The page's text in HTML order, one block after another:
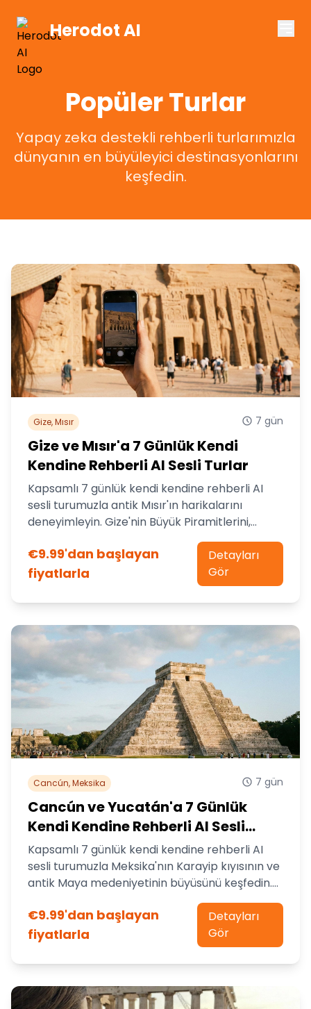
Herodot AI
Popüler Turlar
Yapay zeka destekli rehberli turlarımızla
dünyanın en büyüleyici destinasyonlarını
keşfedin.
Gize, Mısır 7 gün
Gize ve Mısır'a 7 Günlük Kendi
Kendine Rehberli AI Sesli Turlar
Kapsamlı 7 günlük kendi kendine rehberli AI
sesli turumuzla antik Mısır'ın harikalarını
deneyimleyin. Gize'nin Büyük Piramitlerini,
Sfenks'i ve diğer ikonik yerleri kendi hızınızda
keşfedin.
€9.99'dan başlayan
fiyatlarla
Detayları
Gör
Cancún, Meksika 7 gün
Cancún ve Yucatán'a 7 Günlük
Kendi Kendine Rehberli AI Sesli
Turlar
Kapsamlı 7 günlük kendi kendine rehberli AI
sesli turumuzla Meksika'nın Karayip kıyısının ve
antik Maya medeniyetinin büyüsünü keşfedin.
Kendi hızınızda bozulmamış plajları, mistik
cenoteleri ve dünyaca ünlü arkeolojik yerleri
keşfedin.
€9.99'dan başlayan
fiyatlarla
Detayları
Gör